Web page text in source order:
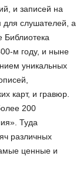
и записей на
для слушателей, а
Библиотека
м году, и ныне
уникальных
карт, и гравюр.
200
Туда
различных
ценные и